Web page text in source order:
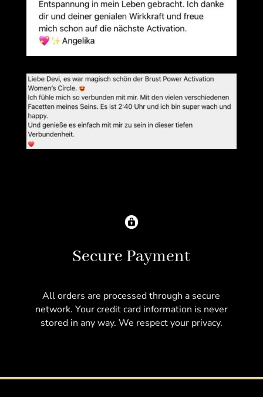
Secure Payment
All orders are processed through a secure
network. Your credit card information is never
stored in any way. We respect your privacy.